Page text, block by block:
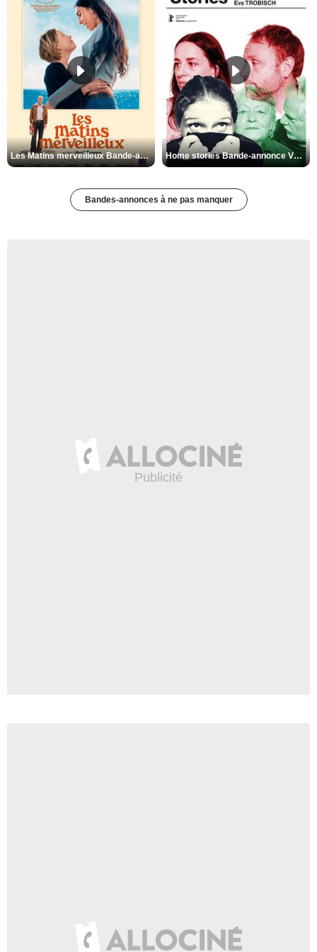
Les Matins merveilleux Bande-annonce VF Home stories Bande-annonce VO STFR
Bandes-annonces à ne pas manquer